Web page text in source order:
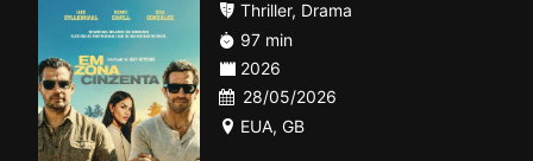
Thriller, Drama
97 min
2026
28/05/2026
EUA, GB